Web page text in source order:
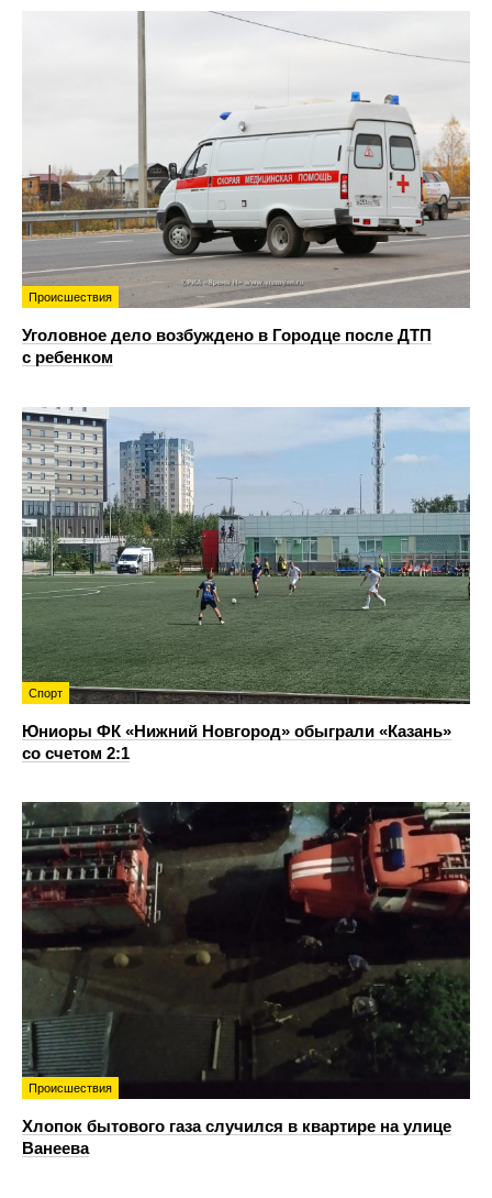
Происшествия
Уголовное дело возбуждено в Городце после ДТП
с ребенком
Спорт
Юниоры ФК «Нижний Новгород» обыграли «Казань»
со счетом 2:1
Происшествия
Хлопок бытового газа случился в квартире на улице
Ванеева